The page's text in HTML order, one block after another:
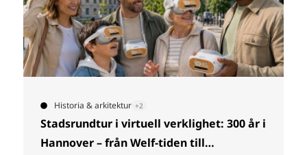
© HMTG
Natur +2
Leibniz-cykeltur
Upptäck Hannover på cykel i Gottfried Wilhelm